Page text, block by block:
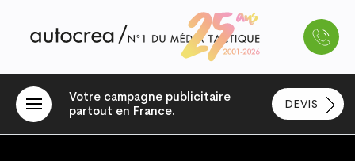
Votre campagne publicitaire
partout en France.
DEVIS